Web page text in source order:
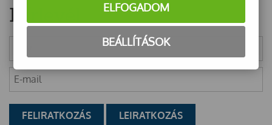
Hírlevél ELFOGADOM
BEÁLLÍTÁSOK